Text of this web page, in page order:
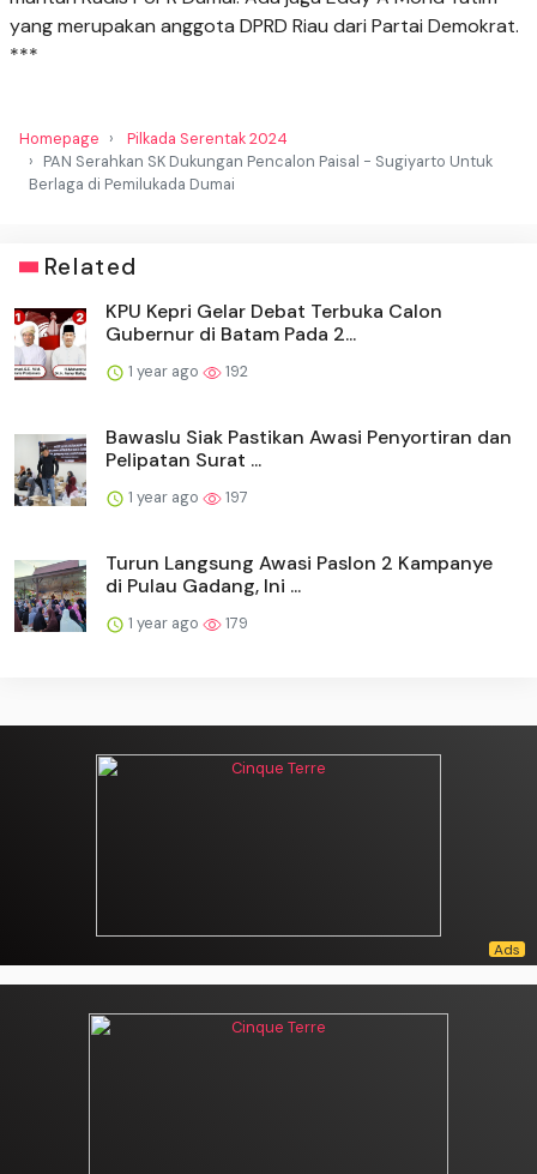
yang merupakan anggota DPRD Riau dari Partai Demokrat.
***
Homepage
Pilkada Serentak 2024
PAN Serahkan SK Dukungan Pencalon Paisal - Sugiyarto Untuk
Berlaga di Pemilukada Dumai
Related
KPU Kepri Gelar Debat Terbuka Calon
Gubernur di Batam Pada 2...
1 year ago 192
Bawaslu Siak Pastikan Awasi Penyortiran dan
Pelipatan Surat ...
1 year ago 197
Turun Langsung Awasi Paslon 2 Kampanye
di Pulau Gadang, Ini ...
1 year ago 179